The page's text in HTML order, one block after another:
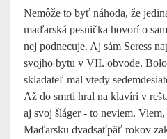
Nemôže to byť náhoda, že
maďarská pesnička hovorí o
nej podnecuje. Aj sám Seress
svojho bytu v VII. obvode.
skladateľ mal vtedy
Až do smrti hral na klavíri v
aj svoj šláger - to neviem.
Maďarsku dvadsaťpäť rokov